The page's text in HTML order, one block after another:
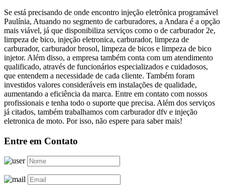
Se está precisando de onde encontro injeção eletrônica programável
Paulínia, Atuando no segmento de carburadores, a Andara é a opção
mais viável, já que disponibiliza serviços como o de carburador 2e,
limpeza de bico, injeção eletronica, carburador, limpeza de
carburador, carburador brosol, limpeza de bicos e limpeza de bico
injetor. Além disso, a empresa também conta com um atendimento
qualificado, através de funcionários especializados e cuidadosos,
que entendem a necessidade de cada cliente. Também foram
investidos valores consideráveis em instalações de qualidade,
aumentando a eficiência da marca. Entre em contato com nossos
profissionais e tenha todo o suporte que precisa. Além dos serviços
já citados, também trabalhamos com carburador dfv e injeção
eletronica de moto. Por isso, não espere para saber mais!
Entre em Contato